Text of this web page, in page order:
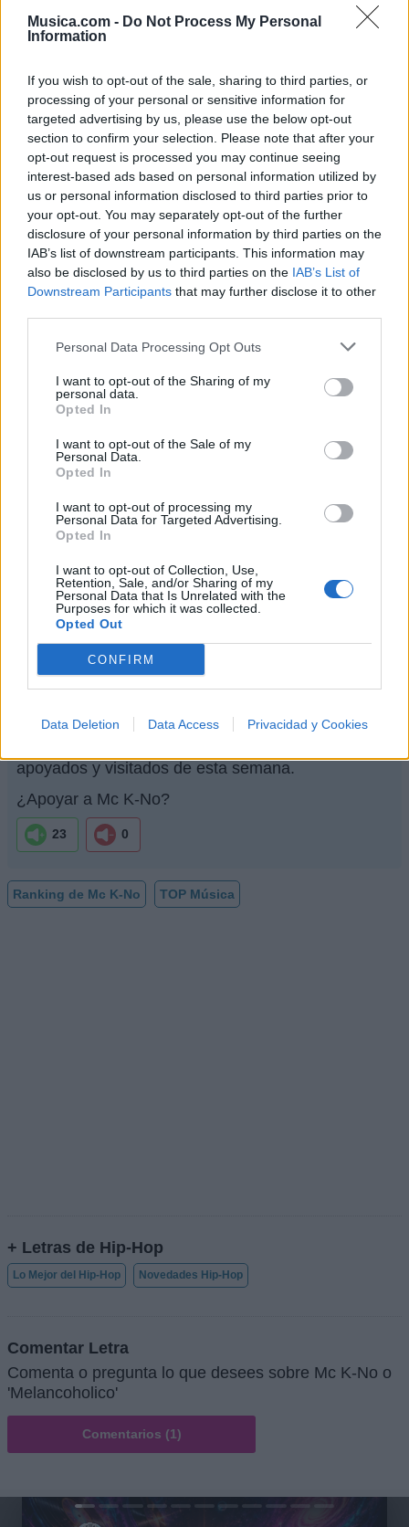
Musica.com - Do Not Process My Personal
Information
If you wish to opt-out of the sale, sharing to third parties, or
processing of your personal or sensitive information for
targeted advertising by us, please use the below opt-out
section to confirm your selection. Please note that after your
opt-out request is processed you may continue seeing
interest-based ads based on personal information utilized by
us or personal information disclosed to third parties prior to
your opt-out. You may separately opt-out of the further
disclosure of your personal information by third parties on the
IAB’s list of downstream participants. This information may
also be disclosed by us to third parties on the IAB’s List of
Downstream Participants that may further disclose it to other
Personal Data Processing Opt Outs
I want to opt-out of the Sharing of my
personal data.
Opted In
I want to opt-out of the Sale of my
Personal Data.
Opted In
I want to opt-out of processing my
Personal Data for Targeted Advertising.
Opted In
I want to opt-out of Collection, Use,
Retention, Sale, and/or Sharing of my
Personal Data that Is Unrelated with the
Purposes for which it was collected.
Opted Out
CONFIRM
Data Deletion Data Access Privacidad y Cookies
Imprimir letra
+ Mc K-No
Letra En Mis Pensamientos
Letra Colombia
Letra Imposible
Letra Rutina
Letra El Mundo Esta Enfermo
Letra Sin ti no hay calendario
+ Letras de Mc K-No
Biografía Ranking
apoyados y visitados de esta semana.
¿Apoyar a Mc K-No?
23 0
Ranking de Mc K-No TOP Música
+ Letras de Hip-Hop
Lo Mejor del Hip-Hop Novedades Hip-Hop
Comentar Letra
Comenta o pregunta lo que desees sobre Mc K-No o
'Melancoholico'
Comentarios (1)